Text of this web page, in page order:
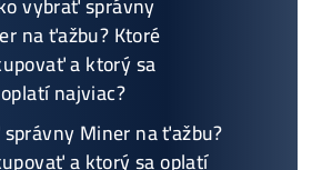
(ušetríś tisíce eur na elektri
ktorý ti povieNEKUPUJ TO